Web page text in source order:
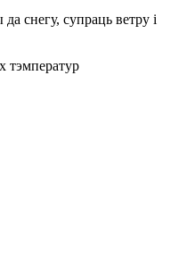
снегу, супраць ветру і
тэмператур